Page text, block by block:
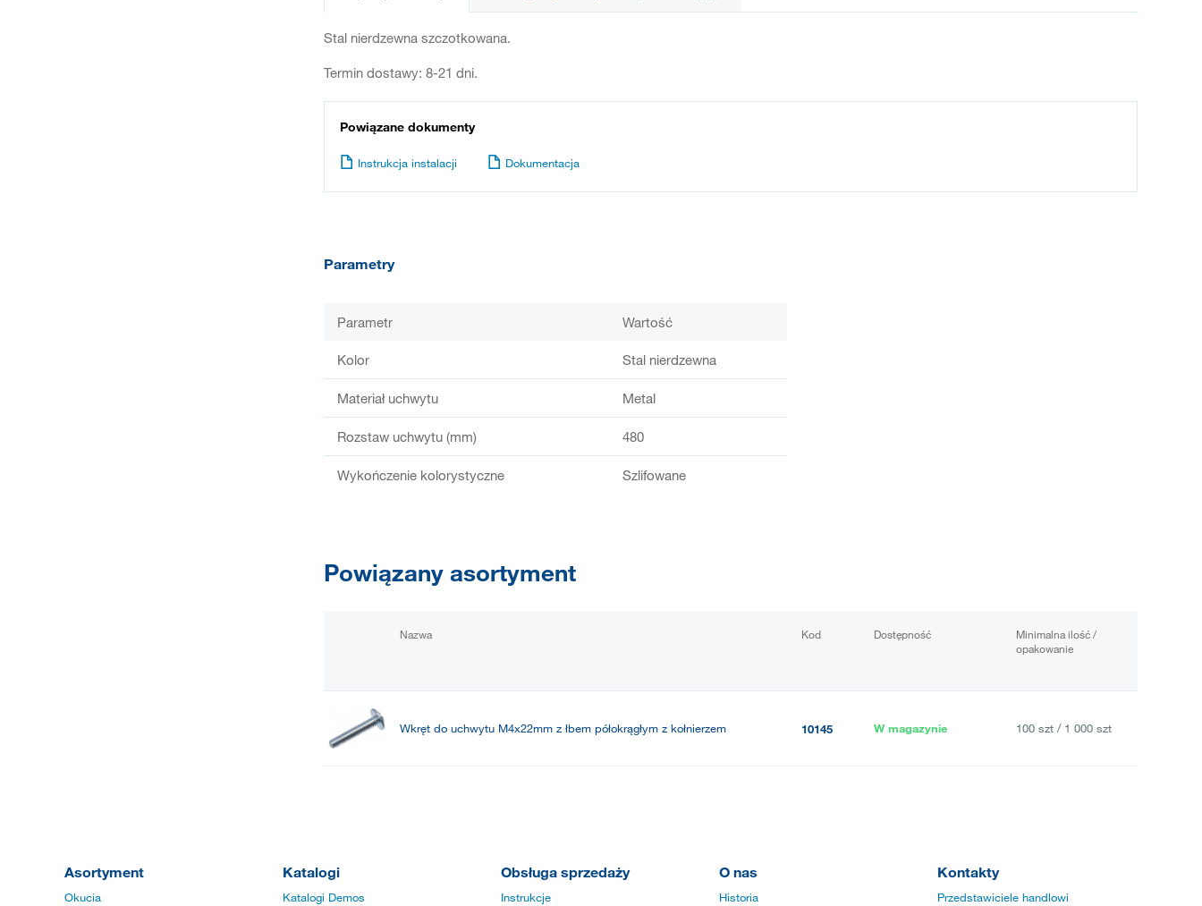
Stal nierdzewna szczotkowana.
Termin dostawy: 8-21 dni.
Powiązane dokumenty
Instrukcja instalacji Dokumentacja
Parametry
Parametr Wartość
Kolor Stal nierdzewna
Materiał uchwytu Metal
Rozstaw uchwytu (mm) 480
Wykończenie kolorystyczne Szlifowane
Powiązany asortyment
Nazwa Kod Dostępność
Minimalna ilość /
opakowanie
Wkręt do uchwytu M4x22mm z łbem półokrągłym z kołnierzem 10145 W magazynie 100 szt / 1 000 szt
Asortyment
Okucia
Katalogi
Katalogi Demos
Obsługa sprzedaży
Instrukcje
O nas
Historia
Kontakty
Przedstawiciele handlowi